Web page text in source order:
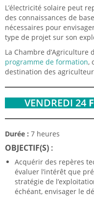
L’électricité solaire peut
des connaissances de
nécessaires pour
type de projet sur son
La Chambre d’Agriculture
programme de formation,
destination des
VENDREDI 24
Durée : 7 heures
OBJECTIF(S) :
Acquérir des repères
évaluer l’intérêt que
stratégie de
échéant, envisager le